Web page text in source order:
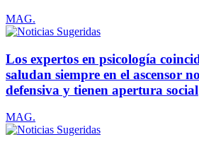
MAG.
Los expertos en psicología
saludan siempre en el ascensor
defensiva y tienen apertura social
MAG.